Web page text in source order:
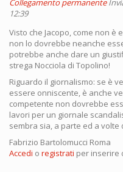
Collegamento permanente
12:39
Visto che Jacopo, come non
non lo dovrebbe neanche
potrebbe anche dare un
strega Nocciola di Topolino!
Riguardo il giornalismo: se è
essere onniscente, è anche
competente non dovrebbe
lavori per un giornale
sembra sia, a parte ed a volte
Fabrizio Bartolomucci Roma
Accedi o registrati per inserire